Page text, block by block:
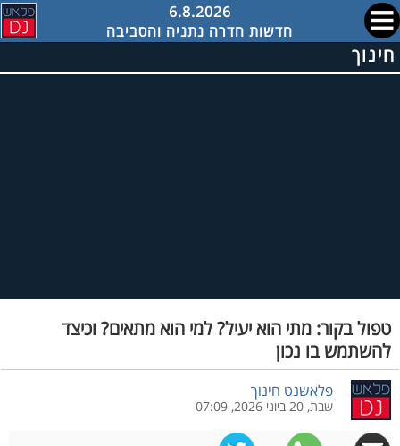
6.8.2026
חדשות חדרה נתניה והסביבה
חינוך
טפול בקור: מתי הוא יעיל? למי הוא מתאים? וכיצד
להשתמש בו נכון
פלאשנט חינוך
שבת, 20 ביוני 2026, 07:09